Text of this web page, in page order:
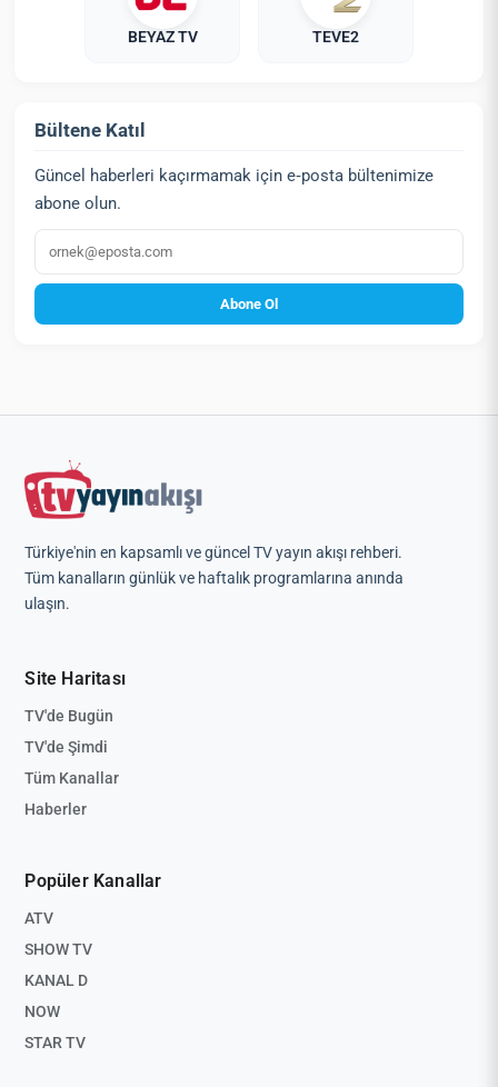
BEYAZ TV TEVE2
Bültene Katıl
Güncel haberleri kaçırmamak için e‑posta bültenimize
abone olun.
E‑posta
Abone Ol
Türkiye'nin en kapsamlı ve güncel TV yayın akışı rehberi.
Tüm kanalların günlük ve haftalık programlarına anında
ulaşın.
Site Haritası
TV'de Bugün
TV'de Şimdi
Tüm Kanallar
Haberler
Popüler Kanallar
ATV
SHOW TV
KANAL D
NOW
STAR TV